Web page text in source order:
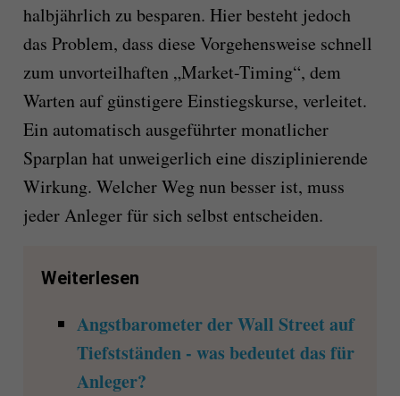
halbjährlich zu besparen. Hier besteht jedoch
das Problem, dass diese Vorgehensweise schnell
zum unvorteilhaften „Market-Timing“, dem
Warten auf günstigere Einstiegskurse, verleitet.
Ein automatisch ausgeführter monatlicher
Sparplan hat unweigerlich eine disziplinierende
Wirkung. Welcher Weg nun besser ist, muss
jeder Anleger für sich selbst entscheiden.
Weiterlesen
Angstbarometer der Wall Street auf
Tiefstständen - was bedeutet das für
Anleger?